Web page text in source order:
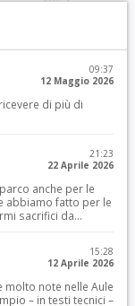
09:37
12 Maggio 2026
di più di
21:23
22 Aprile 2026
anche per le
abbiamo fatto per le
sacrifici da...
15:28
12 Aprile 2026
molto note nelle Aule
– in testi tecnici –